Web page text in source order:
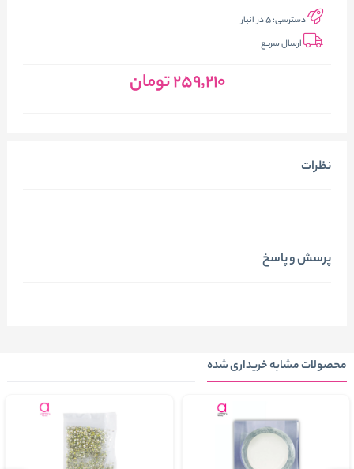
دسترسی:5 در انبار
ارسال سریع
259٬210تومان
نظرات
پرسش و پاسخ
محصولات مشابه خریداری شده